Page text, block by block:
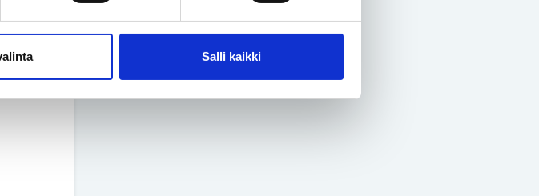
Salli kaikki